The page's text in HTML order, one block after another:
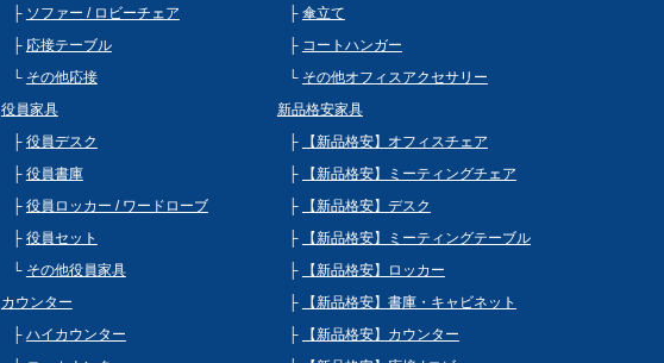
ソファー / ロビーチェア
応接テーブル
その他応接
役員家具
役員デスク
役員書庫
役員ロッカー / ワードローブ
役員セット
その他役員家具
カウンター
ハイカウンター
傘立て
コートハンガー
その他オフィスアクセサリー
新品格安家具
【新品格安】オフィスチェア
【新品格安】ミーティングチェア
【新品格安】デスク
【新品格安】ミーティングテーブル
【新品格安】ロッカー
【新品格安】書庫・キャビネット
【新品格安】カウンター